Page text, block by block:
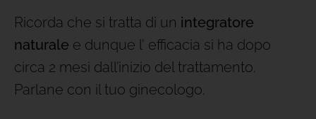
Ricorda che si tratta di un integratore
naturale e dunque l’ efficacia si ha dopo
circa 2 mesi dall’inizio del trattamento.
Parlane con il tuo ginecologo.